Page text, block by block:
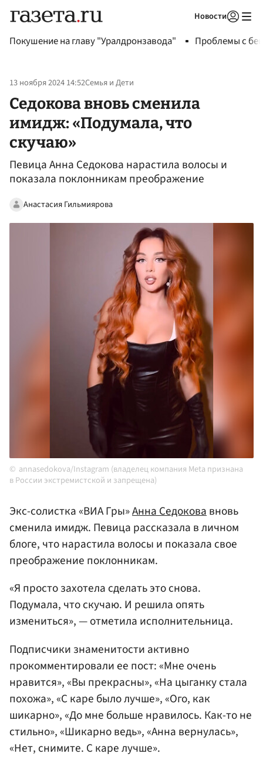
Новости
Покушение на главу "Уралдронзавода" Проблемы с
13 ноября 2024 14:52Семья и Дети
Седокова вновь сменила
имидж: «Подумала, что
скучаю»
Певица Анна Седокова нарастила волосы и
показала поклонникам преображение
Анастасия Гильмиярова
annasedokova/Instagram (владелец компания Meta признана
в России экстремистской и запрещена)
Экс-солистка «ВИА Гры»Анна Седоковавновь
сменила имидж. Певица рассказала в личном
блоге, что нарастила волосы и показала свое
преображение поклонникам.
«Я просто захотела сделать это снова.
Подумала, что скучаю. И решила опять
измениться», — отметила исполнительница.
Подписчики знаменитости активно
прокомментировали ее пост: «Мне очень
нравится», «Вы прекрасны», «На цыганку стала
похожа», «С каре было лучше», «Ого, как
шикарно», «До мне больше нравилось. Как-то не
стильно», «Шикарно ведь», «Анна вернулась»,
«Нет, снимите. С каре лучше».